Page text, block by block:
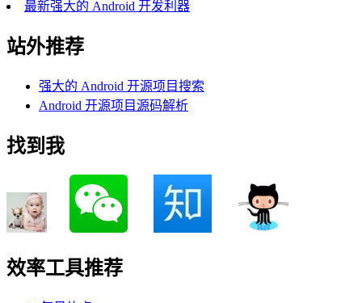
最新强大的 Android 开发利器
站外推荐
强大的 Android 开源项目搜索
Android 开源项目源码解析
找到我
效率工具推荐